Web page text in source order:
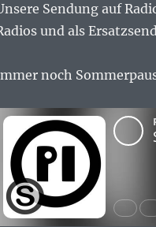
Sendung auf
und als
noch